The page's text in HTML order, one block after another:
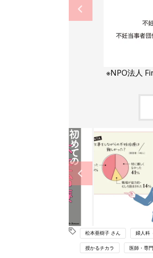
※NPO法人
松本亜樹子 さん 婦人科
授かるチカラ 医師・専